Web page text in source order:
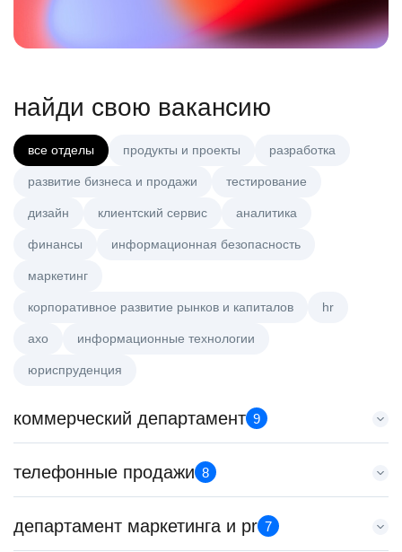
найди свою вакансию
все отделы продукты и проекты разработка
развитие бизнеса и продажи тестирование
дизайн клиентский сервис аналитика
финансы информационная безопасность
маркетинг
корпоративное развитие рынков и капиталов hr
axo информационные технологии
юриспруденция
коммерческий департамент 9
Key Account Manager (EdTech)
HeadHunter::Коммерческий департамент
150000 ₽
телефонные продажи 8
Менеджер по продажам в сегменте среднего и крупного
бизнеса
департамент маркетинга и pr 7